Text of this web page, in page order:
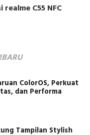
C55 NFC
ColorOS, Perkuat
dan Performa
Tampilan Stylish